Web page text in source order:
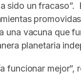
sido un
vacuna que
planetaria
funcionar